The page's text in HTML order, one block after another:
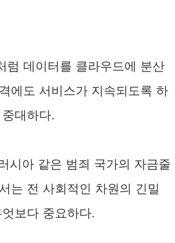
럼 데이터를 클라우드에 분산
에도 서비스가 지속되도록 하
대하다.
시아 같은 범죄 국가의 자금줄
는 전 사회적인 차원의 긴밀
보다 중요하다.